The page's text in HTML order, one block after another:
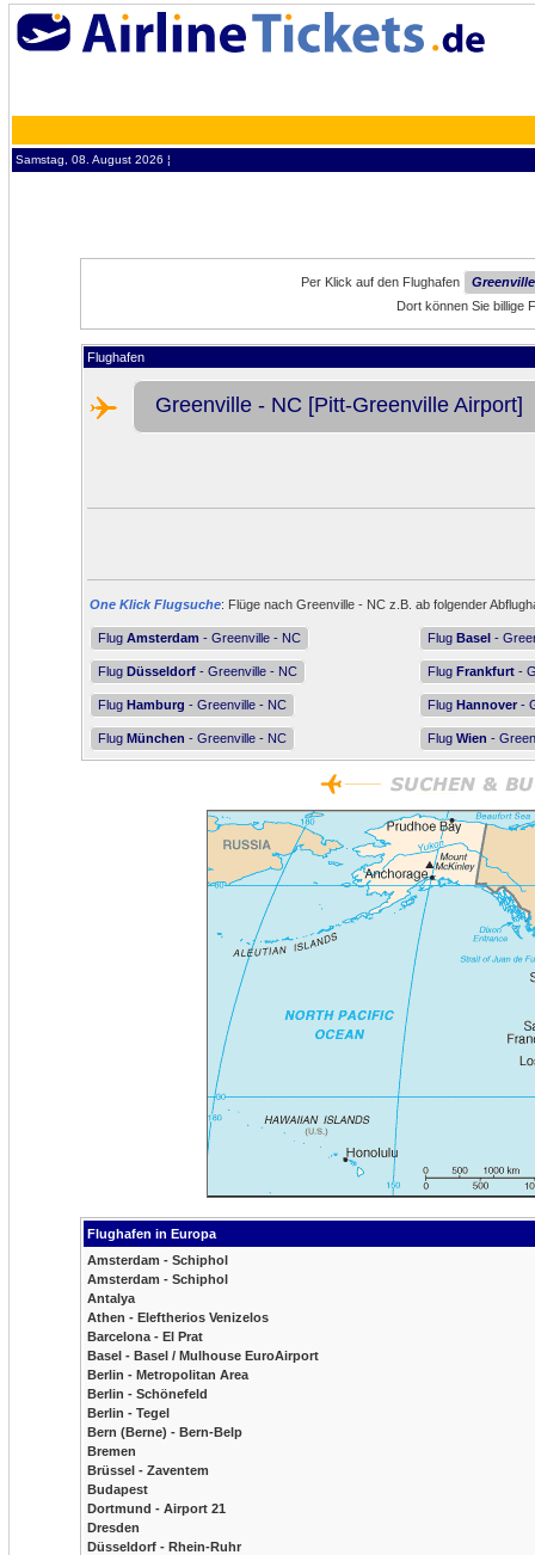
Samstag, 08. August 2026 ¦
Per Klick auf den Flughafen
Dort können Sie billige
Flughafen
Greenville - NC [Pitt-Greenville Airport]
One Klick Flugsuche: Flüge nach Greenville - NC z.B. ab folgender
Flug Amsterdam - Greenville - NC Flug Basel -
Flug Düsseldorf - Greenville - NC Flug Frankfurt -
Flug Hamburg - Greenville - NC Flug Hannover -
Flug München - Greenville - NC Flug Wien -
Flughafen in Europa
Amsterdam - Schiphol
Amsterdam - Schiphol
Antalya
Athen - Eleftherios Venizelos
Barcelona - El Prat
Basel - Basel / Mulhouse EuroAirport
Berlin - Metropolitan Area
Berlin - Schönefeld
Berlin - Tegel
Bern (Berne) - Bern-Belp
Bremen
Brüssel - Zaventem
Budapest
Dortmund - Airport 21
Dresden
Düsseldorf - Rhein-Ruhr